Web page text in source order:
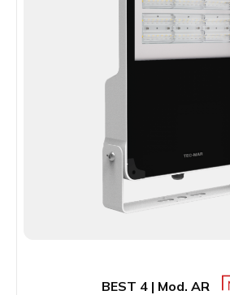
BEST 4 | Mod. AR